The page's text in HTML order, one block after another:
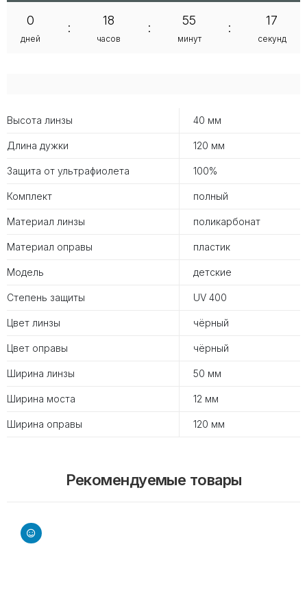
Высота линзы 40 мм
Длина дужки 120 мм
Защита от ультрафиолета 100%
Комплект полный
Материал линзы поликарбонат
Материал оправы пластик
Модель детские
Степень защиты UV 400
Цвет линзы чёрный
Цвет оправы чёрный
Ширина линзы 50 мм
Ширина моста 12 мм
Ширина оправы 120 мм
0
дней
:
18
часов
:
55
минут
:
17
секунд
Рекомендуемые товары